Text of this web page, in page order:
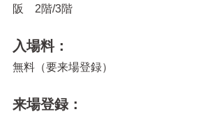
阪　2階/3階
入場料：
無料（要来場登録）
来場登録：